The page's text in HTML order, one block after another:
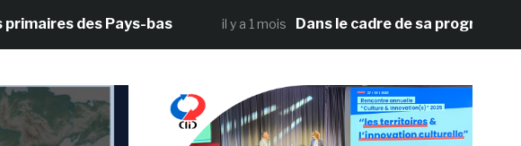
des Pays-bas il y a 1 mois Dans le cadre de sa programmation